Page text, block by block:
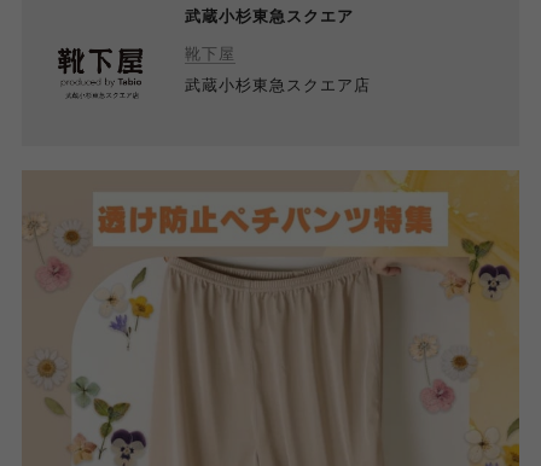
武蔵小杉東急スクエア
靴下屋
武蔵小杉東急スクエア店